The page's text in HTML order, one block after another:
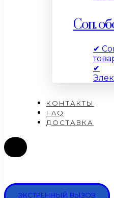
Соп.
✔
✔
КОНТАКТЫ
FAQ
ДОСТАВКА
ЭКСТРЕННЫЙ ВЫЗОВ